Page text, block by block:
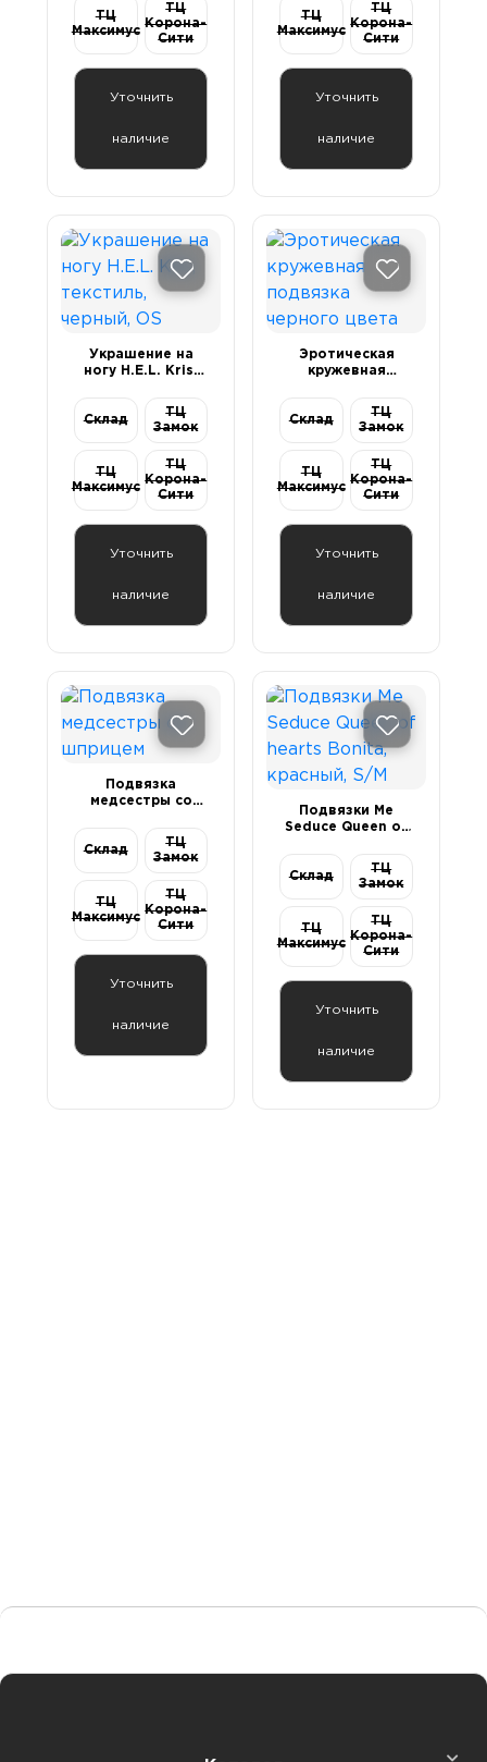
ТЦ
Максимус
ТЦ
Корона-
Сити
Уточнить
наличие
ТЦ
Максимус
ТЦ
Корона-
Сити
Уточнить
наличие
Украшение на
ногу H.E.L. Kris,
Склад
ТЦ
Замок
ТЦ
Максимус
ТЦ
Корона-
Сити
Уточнить
наличие
Эротическая
кружевная
Склад
ТЦ
Замок
ТЦ
Максимус
ТЦ
Корона-
Сити
Уточнить
наличие
Подвязка
медсестры со
Склад
ТЦ
Замок
ТЦ
Максимус
ТЦ
Корона-
Сити
Уточнить
наличие
Подвязки Me
Seduce Queen of
Склад
ТЦ
Замок
ТЦ
Максимус
ТЦ
Корона-
Сити
Уточнить
наличие